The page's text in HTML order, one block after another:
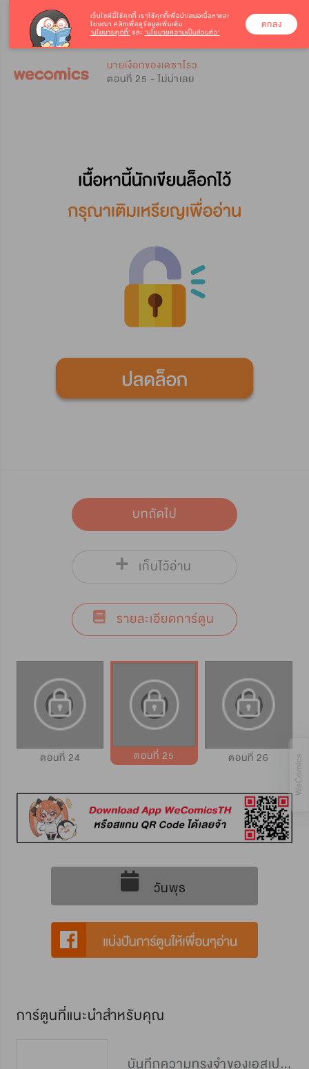
นายเงือกของเดซาโรว
ตอนที่ 25 - ไม่น่าเลย
บทถัดไป
เก็บไว้อ่าน
รายละเอียดการ์ตูน
ตอนที่ 24 ตอนที่ 25 ตอนที่ 26
วันพุธ
การ์ตูนที่แนะนำสำหรับคุณ
บันทึกความทรงจำของเอสเปอร์คลาส C
เว็บไซต์นี้ใช้คุกกี้ เราใช้คุกกี้เพื่อนำเสนอเนื้อหาและ
โฆษณา คลิกเพื่อดูข้อมูลเพิ่มเติม
‘นโยบายคุกกี้’ และ ‘นโยบายความเป็นส่วนตัว’
ตกลง